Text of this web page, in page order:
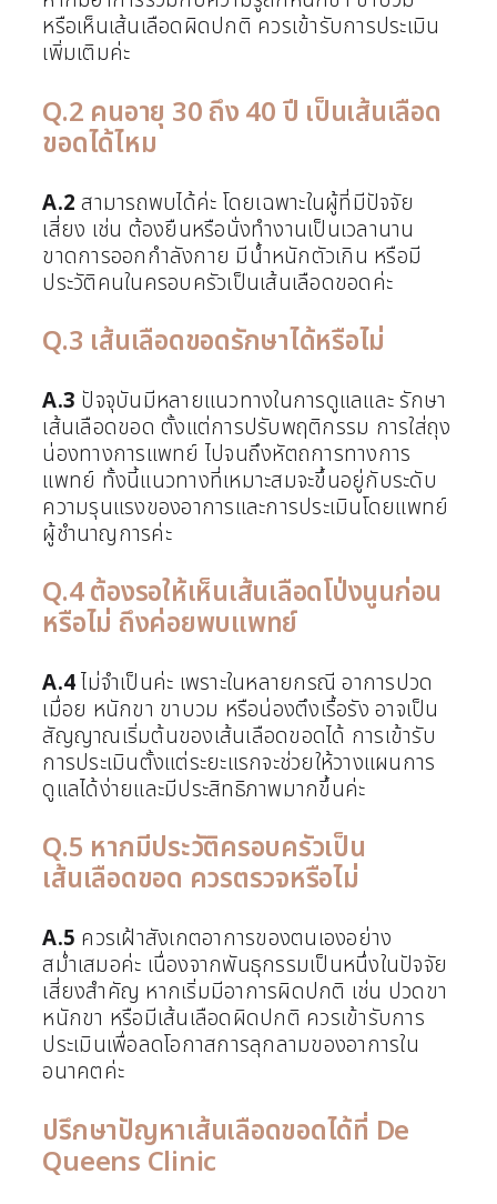
หรือเห็นเส้นเลือดผิดปกติ ควรเข้ารับการประเมิน
เพิ่มเติมค่ะ
Q.2 คนอายุ 30 ถึง 40 ปี เป็นเส้นเลือด
ขอดได้ไหม
A.2 สามารถพบได้ค่ะ โดยเฉพาะในผู้ที่มีปัจจัย
เสี่ยง เช่น ต้องยืนหรือนั่งทำงานเป็นเวลานาน
ขาดการออกกำลังกาย มีน้ำหนักตัวเกิน หรือมี
ประวัติคนในครอบครัวเป็นเส้นเลือดขอดค่ะ
Q.3 เส้นเลือดขอดรักษาได้หรือไม่
A.3 ปัจจุบันมีหลายแนวทางในการดูแลและ รักษา
เส้นเลือดขอด ตั้งแต่การปรับพฤติกรรม การใส่ถุง
น่องทางการแพทย์ ไปจนถึงหัตถการทางการ
แพทย์ ทั้งนี้แนวทางที่เหมาะสมจะขึ้นอยู่กับระดับ
ความรุนแรงของอาการและการประเมินโดยแพทย์
ผู้ชำนาญการค่ะ
Q.4 ต้องรอให้เห็นเส้นเลือดโป่งนูนก่อน
หรือไม่ ถึงค่อยพบแพทย์
A.4ไม่จำเป็นค่ะ เพราะในหลายกรณี อาการปวด
เมื่อย หนักขา ขาบวม หรือน่องตึงเรื้อรัง อาจเป็น
สัญญาณเริ่มต้นของเส้นเลือดขอดได้ การเข้ารับ
การประเมินตั้งแต่ระยะแรกจะช่วยให้วางแผนการ
ดูแลได้ง่ายและมีประสิทธิภาพมากขึ้นค่ะ
Q.5 หากมีประวัติครอบครัวเป็น
เส้นเลือดขอด ควรตรวจหรือไม่
A.5 ควรเฝ้าสังเกตอาการของตนเองอย่าง
สม่ำเสมอค่ะ เนื่องจากพันธุกรรมเป็นหนึ่งในปัจจัย
เสี่ยงสำคัญ หากเริ่มมีอาการผิดปกติ เช่น ปวดขา
หนักขา หรือมีเส้นเลือดผิดปกติ ควรเข้ารับการ
ประเมินเพื่อลดโอกาสการลุกลามของอาการใน
อนาคตค่ะ
ปรึกษาปัญหาเส้นเลือดขอดได้ที่ De
Queens Clinic